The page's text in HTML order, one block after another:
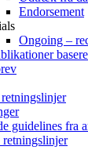
Endorsement
Ongoing –
guidelines fra